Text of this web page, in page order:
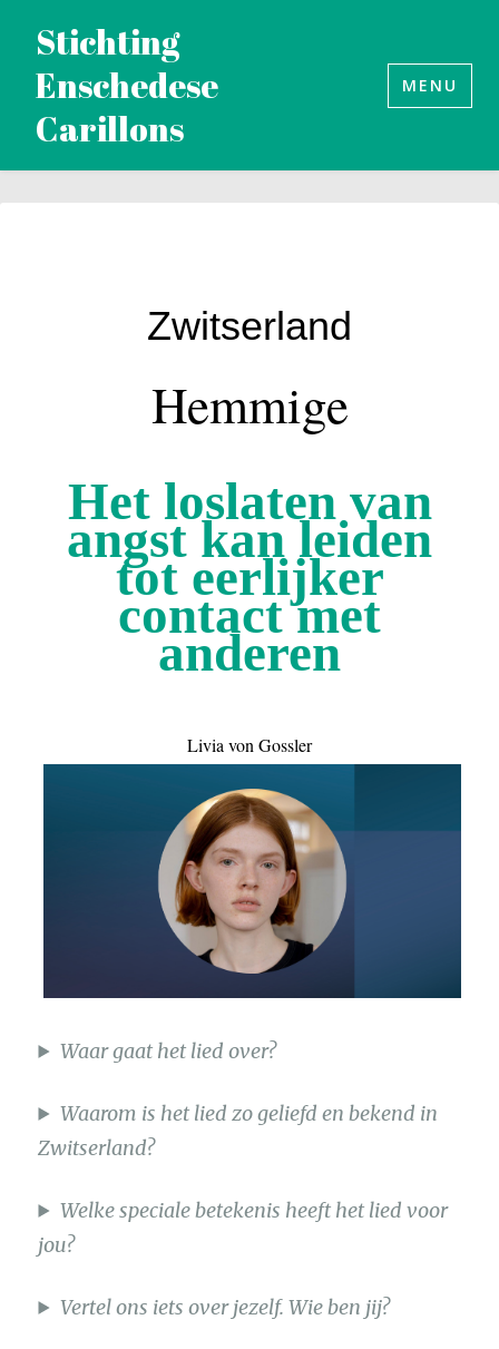
inhoud
springen
Stichting
Enschedese
Carillons
MENU
Zwitserland
Hemmige
Het loslaten van
angst kan leiden
tot eerlijker
contact met
anderen
Livia von Gossler
Waar gaat het lied over?
Waarom is het lied zo geliefd en bekend in
Zwitserland?
Welke speciale betekenis heeft het lied voor
jou?
Vertel ons iets over jezelf. Wie ben jij?